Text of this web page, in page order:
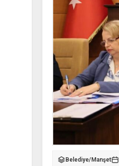
Belediye/Manşet